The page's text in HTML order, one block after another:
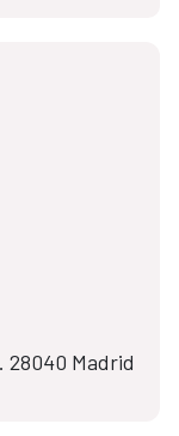
28040 Madrid